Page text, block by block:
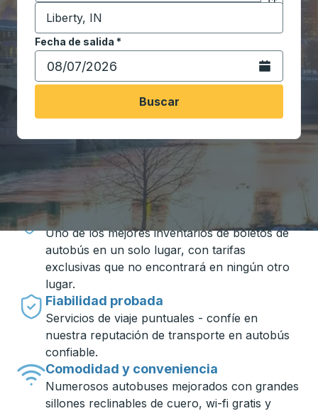
Haga clic
Comience a escribir la ciudad de destino para
Fecha de salida *
Escriba la fecha en formato de fecha Barra diagonal
Abra el
Buscar
Viajar hecho simple con Trailways
Precios inigualables
Uno de los mejores inventarios de boletos de
autobús en un solo lugar, con tarifas
exclusivas que no encontrará en ningún otro
lugar.
Fiabilidad probada
Servicios de viaje puntuales - confíe en
nuestra reputación de transporte en autobús
confiable.
Comodidad y conveniencia
Numerosos autobuses mejorados con grandes
sillones reclinables de cuero, wi-fi gratis y